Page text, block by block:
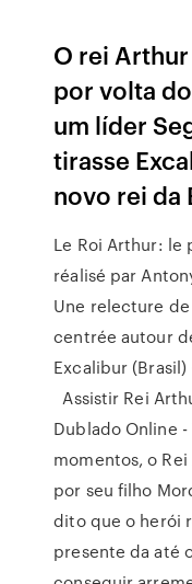
O rei
por volta
um líder
tirasse
novo rei da
Le Roi Arthur: le
réalisé par
Une relecture
centrée autour
Excalibur
Assistir Rei
Dublado Online -
momentos, o
por seu filho
dito que o herói
presente da até